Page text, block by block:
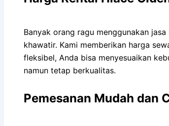
Banyak orang ragu menggunakan
khawatir. Kami memberikan harga
fleksibel, Anda bisa menyesuaikan
namun tetap berkualitas.
Pemesanan Mudah dan